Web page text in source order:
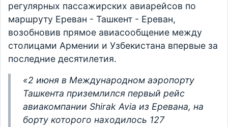
регулярных пассажирских авиарейсов по
маршруту Ереван - Ташкент - Ереван,
возобновив прямое авиасообщение между
столицами Армении и Узбекистана впервые за
последние десятилетия.
«2 июня в Международном аэропорту
Ташкента приземлился первый рейс
авиакомпании Shirak Avia из Еревана, на
борту которого находилось 127